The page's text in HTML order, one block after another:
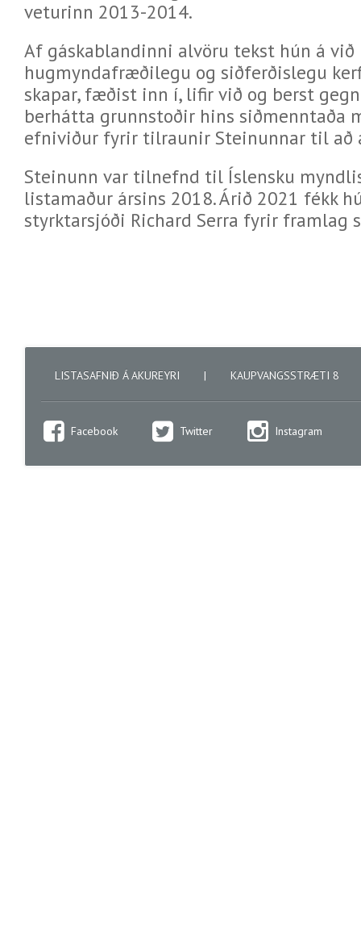
veturinn 2013-2014.
Af gáskablandinni alvöru tekst hún á
hugmyndafræðilegu og siðferðislegu
skapar, fæðist inn í, lifir við og berst
berhátta grunnstoðir hins siðmenntaða
efniviður fyrir tilraunir Steinunnar til að
Steinunn var tilnefnd til Íslensku
listamaður ársins 2018. Árið 2021 fékk
styrktarsjóði Richard Serra fyrir
LISTASAFNIÐ Á AKUREYRI | KAUPVANGSSTRÆTI 8
Facebook Twitter Instagram